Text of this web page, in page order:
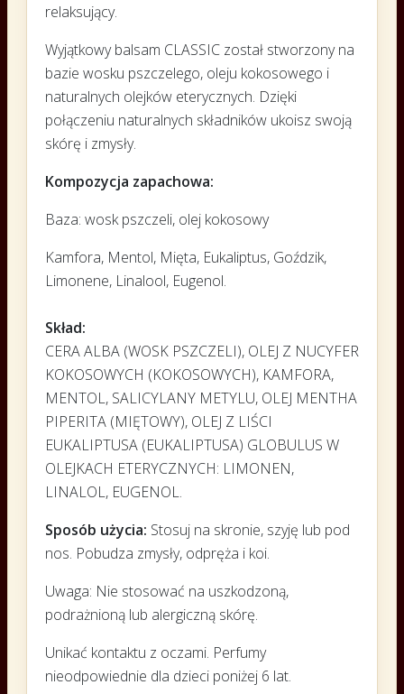
relaksujący.
Wyjątkowy balsam CLASSIC został stworzony na
bazie wosku pszczelego, oleju kokosowego i
naturalnych olejków eterycznych. Dzięki
połączeniu naturalnych składników ukoisz swoją
skórę i zmysły.
Kompozycja zapachowa:
Baza: wosk pszczeli, olej kokosowy
Kamfora, Mentol, Mięta, Eukaliptus, Goździk,
Limonene, Linalool, Eugenol.
Skład:
CERA ALBA (WOSK PSZCZELI), OLEJ Z NUCYFER
KOKOSOWYCH (KOKOSOWYCH), KAMFORA,
MENTOL, SALICYLANY METYLU, OLEJ MENTHA
PIPERITA (MIĘTOWY), OLEJ Z LIŚCI
EUKALIPTUSA (EUKALIPTUSA) GLOBULUS W
OLEJKACH ETERYCZNYCH: LIMONEN,
LINALOL, EUGENOL.
Sposób użycia: Stosuj na skronie, szyję lub pod
nos. Pobudza zmysły, odpręża i koi.
Uwaga: Nie stosować na uszkodzoną,
podrażnioną lub alergiczną skórę.
Unikać kontaktu z oczami. Perfumy
nieodpowiednie dla dzieci poniżej 6 lat.